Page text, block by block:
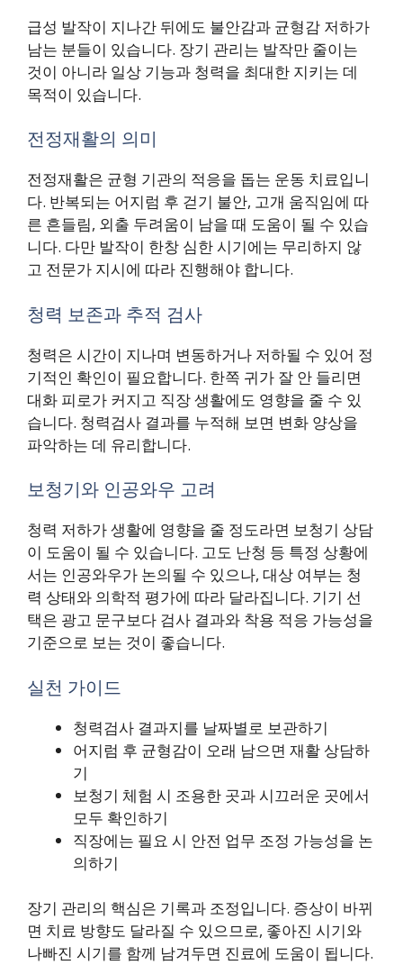
급성 발작이 지나간 뒤에도 불안감과 균형감 저하가
남는 분들이 있습니다. 장기 관리는 발작만 줄이는
것이 아니라 일상 기능과 청력을 최대한 지키는 데
목적이 있습니다.
전정재활의 의미
전정재활은 균형 기관의 적응을 돕는 운동 치료입니
다. 반복되는 어지럼 후 걷기 불안, 고개 움직임에 따
른 흔들림, 외출 두려움이 남을 때 도움이 될 수 있습
니다. 다만 발작이 한창 심한 시기에는 무리하지 않
고 전문가 지시에 따라 진행해야 합니다.
청력 보존과 추적 검사
청력은 시간이 지나며 변동하거나 저하될 수 있어 정
기적인 확인이 필요합니다. 한쪽 귀가 잘 안 들리면
대화 피로가 커지고 직장 생활에도 영향을 줄 수 있
습니다. 청력검사 결과를 누적해 보면 변화 양상을
파악하는 데 유리합니다.
보청기와 인공와우 고려
청력 저하가 생활에 영향을 줄 정도라면 보청기 상담
이 도움이 될 수 있습니다. 고도 난청 등 특정 상황에
서는 인공와우가 논의될 수 있으나, 대상 여부는 청
력 상태와 의학적 평가에 따라 달라집니다. 기기 선
택은 광고 문구보다 검사 결과와 착용 적응 가능성을
기준으로 보는 것이 좋습니다.
실천 가이드
청력검사 결과지를 날짜별로 보관하기
어지럼 후 균형감이 오래 남으면 재활 상담하
기
보청기 체험 시 조용한 곳과 시끄러운 곳에서
모두 확인하기
직장에는 필요 시 안전 업무 조정 가능성을 논
의하기
장기 관리의 핵심은 기록과 조정입니다. 증상이 바뀌
면 치료 방향도 달라질 수 있으므로, 좋아진 시기와
나빠진 시기를 함께 남겨두면 진료에 도움이 됩니다.